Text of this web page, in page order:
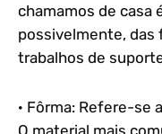
chamamos de casa
possivelmente, das
trabalhos de
· Fôrma: Refere-se